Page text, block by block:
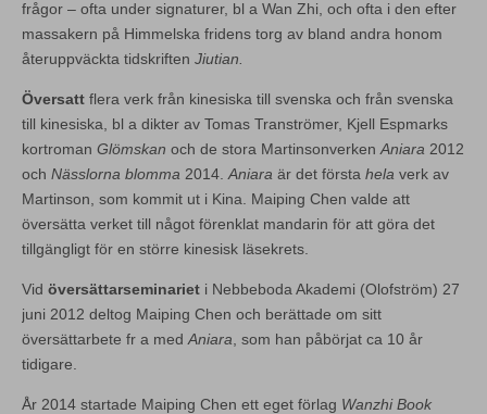
frågor – ofta under signaturer, bl a Wan Zhi, och ofta i den efter
massakern på Himmelska fridens torg av bland andra honom
återuppväckta tidskriften Jiutian.
Översatt flera verk från kinesiska till svenska och från svenska
till kinesiska, bl a dikter av Tomas Tranströmer, Kjell Espmarks
kortroman Glömskan och de stora Martinsonverken Aniara 2012
och Nässlorna blomma 2014. Aniara är det första hela verk av
Martinson, som kommit ut i Kina. Maiping Chen valde att
översätta verket till något förenklat mandarin för att göra det
tillgängligt för en större kinesisk läsekrets.
Vid översättarseminariet i Nebbeboda Akademi (Olofström) 27
juni 2012 deltog Maiping Chen och berättade om sitt
översättarbete fr a med Aniara , som han påbörjat ca 10 år
tidigare.
År 2014 startade Maiping Chen ett eget förlag Wanzhi Book